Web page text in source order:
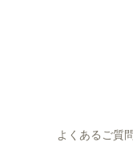
よくあるご質問